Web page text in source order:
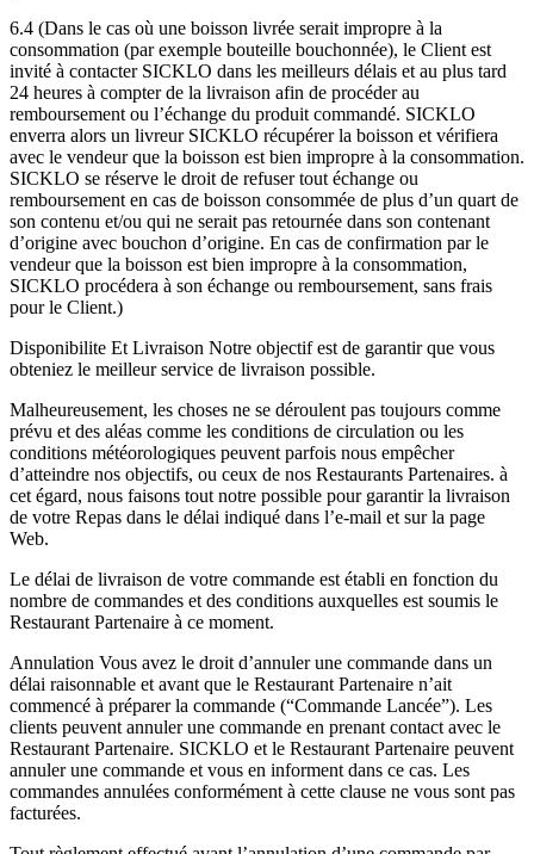
6.4 (Dans le cas où une boisson livrée serait impropre à la
consommation (par exemple bouteille bouchonnée), le Client est
invité à contacter SICKLO dans les meilleurs délais et au plus tard
24 heures à compter de la livraison afin de procéder au
remboursement ou l’échange du produit commandé. SICKLO
enverra alors un livreur SICKLO récupérer la boisson et vérifiera
avec le vendeur que la boisson est bien impropre à la consommation.
SICKLO se réserve le droit de refuser tout échange ou
remboursement en cas de boisson consommée de plus d’un quart de
son contenu et/ou qui ne serait pas retournée dans son contenant
d’origine avec bouchon d’origine. En cas de confirmation par le
vendeur que la boisson est bien impropre à la consommation,
SICKLO procédera à son échange ou remboursement, sans frais
pour le Client.)
Disponibilite Et Livraison Notre objectif est de garantir que vous
obteniez le meilleur service de livraison possible.
Malheureusement, les choses ne se déroulent pas toujours comme
prévu et des aléas comme les conditions de circulation ou les
conditions météorologiques peuvent parfois nous empêcher
d’atteindre nos objectifs, ou ceux de nos Restaurants Partenaires. à
cet égard, nous faisons tout notre possible pour garantir la livraison
de votre Repas dans le délai indiqué dans l’e-mail et sur la page
Web.
Le délai de livraison de votre commande est établi en fonction du
nombre de commandes et des conditions auxquelles est soumis le
Restaurant Partenaire à ce moment.
Annulation Vous avez le droit d’annuler une commande dans un
délai raisonnable et avant que le Restaurant Partenaire n’ait
commencé à préparer la commande (“Commande Lancée”). Les
clients peuvent annuler une commande en prenant contact avec le
Restaurant Partenaire. SICKLO et le Restaurant Partenaire peuvent
annuler une commande et vous en informent dans ce cas. Les
commandes annulées conformément à cette clause ne vous sont pas
facturées.